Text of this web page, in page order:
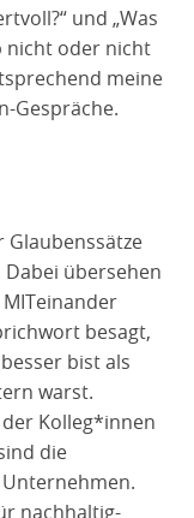
und „Was
nicht oder nicht
meine
Gespräche.
Dabei übersehen
besagt,
bist als
warst.
Kolleg*innen
die
nachhaltig-